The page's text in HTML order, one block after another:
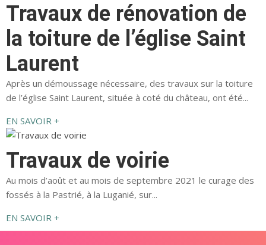
Travaux de rénovation de
la toiture de l’église Saint
Laurent
Après un démoussage nécessaire, des travaux sur la toiture
de l’église Saint Laurent, située à coté du château, ont été...
EN SAVOIR +
Travaux de voirie
Au mois d’août et au mois de septembre 2021 le curage des
fossés à la Pastrié, à la Luganié, sur...
EN SAVOIR +